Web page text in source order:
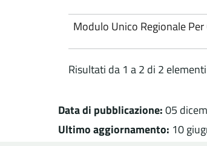
Modulo Unico Regionale
Risultati da 1 a 2 di 2 elementi
Data di pubblicazione:05
Ultimo aggiornamento: 10